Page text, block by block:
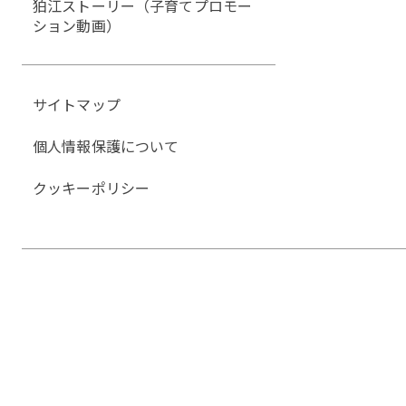
狛江ストーリー（子育てプロモー
ション動画）
サイトマップ
個人情報保護について
クッキーポリシー